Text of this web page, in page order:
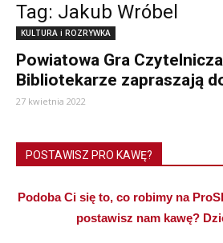
Tag: Jakub Wróbel
KULTURA i ROZRYWKA
Powiatowa Gra
Bibliotekarze zapraszają
27 kwietnia 2022
POSTAWISZ PRO KAWĘ?
Podoba Ci się to, co robimy na
postawisz nam kawę?